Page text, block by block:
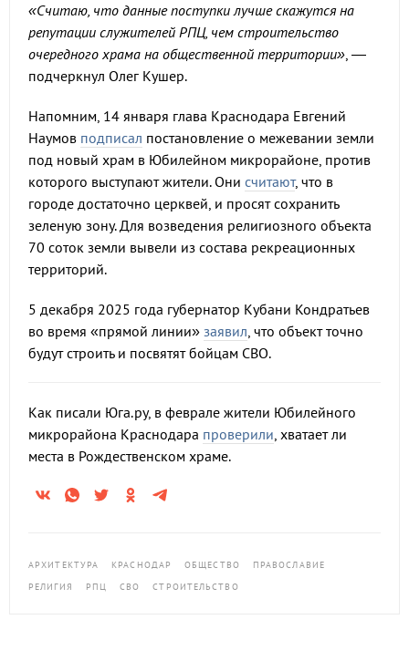
«Считаю, что данные поступки лучше скажутся на
репутации служителей РПЦ, чем строительство
очередного храма на общественной территории», —
подчеркнул Олег Кушер.
Напомним, 14 января глава Краснодара Евгений
Наумов подписал постановление о межевании земли
под новый храм в Юбилейном микрорайоне, против
которого выступают жители. Они считают, что в
городе достаточно церквей, и просят сохранить
зеленую зону. Для возведения религиозного объекта
70 соток земли вывели из состава рекреационных
территорий.
5 декабря 2025 года губернатор Кубани Кондратьев
во время «прямой линии» заявил, что объект точно
будут строить и посвятят бойцам СВО.
Как писали Юга.ру, в феврале жители Юбилейного
микрорайона Краснодара проверили, хватает ли
места в Рождественском храме.
АРХИТЕКТУРА КРАСНОДАР ОБЩЕСТВО
ПРАВОСЛАВИЕ
РЕЛИГИЯ
РПЦ СВО СТРОИТЕЛЬСТВО